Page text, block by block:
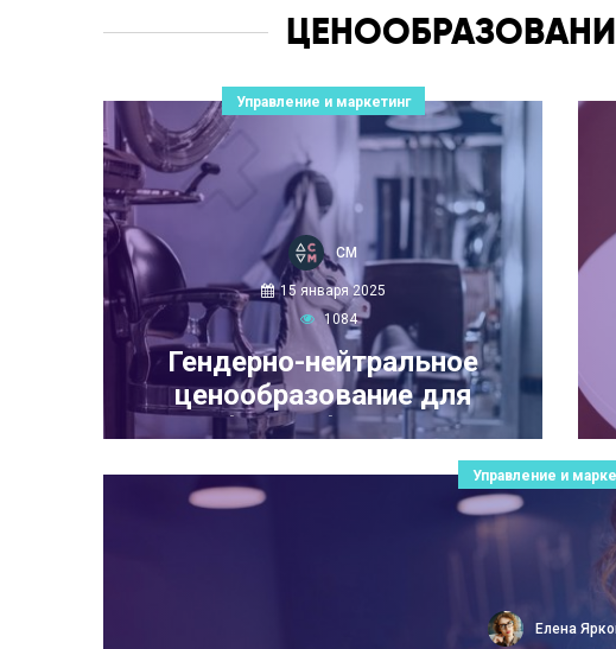
Управление и маркетинг
СМ
15 января 2025
1084
Гендерно-нейтральное
ценообразование для
бьюти-бизнеса
Управление и
Елена